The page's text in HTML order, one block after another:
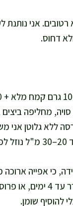
דחוס.
ומוודאת שחמאת הבוטנים 100%
כי אפייה ארוכה
אחר כך ממרחים מתוקים. אחסון